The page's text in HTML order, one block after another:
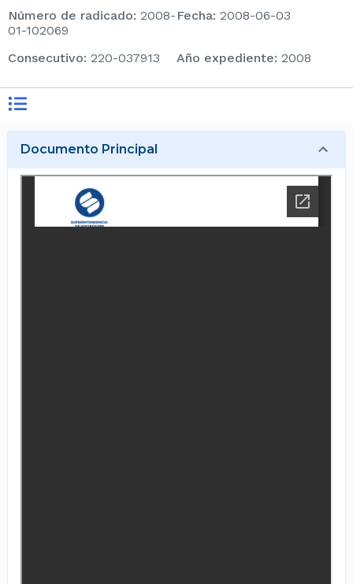
Número de radicado: 2008-
01-102069
Fecha: 2008-06-03
consecutivo: 220-037913 Año expediente: 2008
Documento Principal